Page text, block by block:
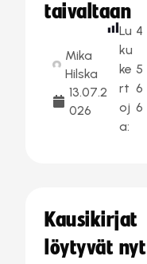
taivaltaan
Mika
Hilska
13.07.2
026
Lu
ku
ke
rt
oj
a:
4
5
6
6
Kausikirjat
löytyvät nyt